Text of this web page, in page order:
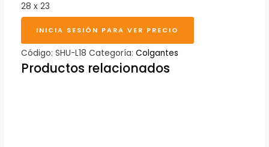
28 x 23
INICIA SESIÓN PARA VER PRECIO
Código: SHU-L18 Categoría: Colgantes
Productos relacionados